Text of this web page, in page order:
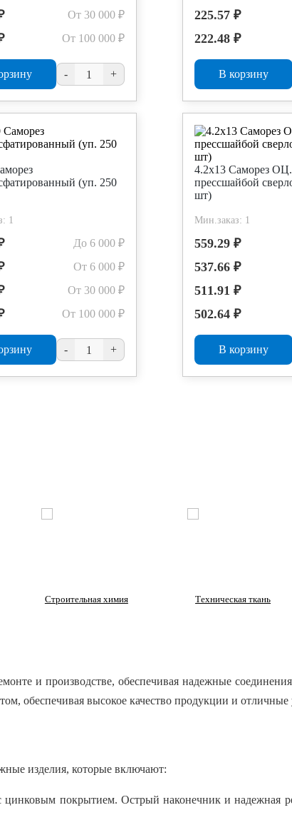
От 30 000 ₽
От 100 000 ₽
- +
225.57 ₽
222.48 ₽
В корзину
(уп. 250
1
До 6 000 ₽
От 6 000 ₽
От 30 000 ₽
От 100 000 ₽
- +
4.2х13 Саморез
прессшайбой
шт)
Мин.заказ: 1
559.29 ₽
537.66 ₽
511.91 ₽
502.64 ₽
В корзину
Строительная химия Техническая ткань
и производстве, обеспечивая надежные
обеспечивая высокое качество продукции и отличные
изделия, которые включают:
покрытием. Острый наконечник и надежная